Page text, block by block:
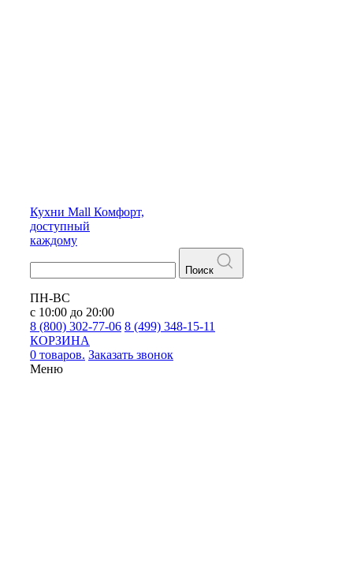
Кухни Mall Комфорт,
доступный
каждому
Поиск
ПН-ВС
с 10:00 до 20:00
8 (800) 302-77-06 8 (499) 348-15-11
КОРЗИНА
0 товаров. Заказать звонок
Меню